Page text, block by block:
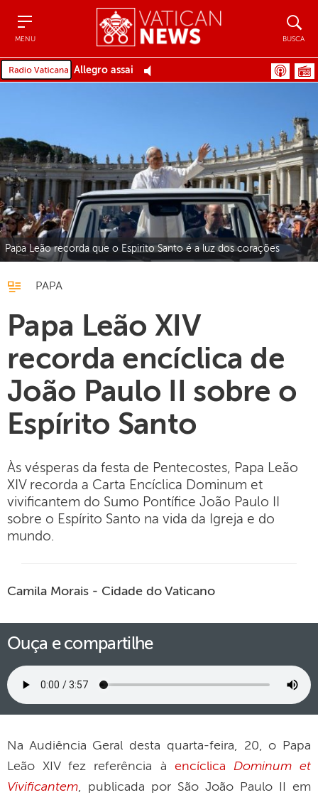
MENU BUSCA
Allegro assai
Papa Leão recorda que o Espirito Santo é a luz dos corações
PAPA
Papa Leão XIV
recorda encíclica de
João Paulo II sobre o
Espírito Santo
Às vésperas da festa de Pentecostes, Papa Leão
XIV recorda a Carta Encíclica Dominum et
vivificantem do Sumo Pontífice João Paulo II
sobre o Espírito Santo na vida da Igreja e do
mundo.
Camila Morais - Cidade do Vaticano
Ouça e compartilhe
Na Audiência Geral desta quarta-feira, 20, o Papa
Leão XIV fez referência à encíclica Dominum et
Vivificantem, publicada por São João Paulo II em